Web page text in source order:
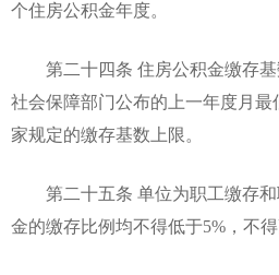
个住房公积金年度。
第二十四条 住房公积金缴存基
社会保障部门公布的上一年度月最
家规定的缴存基数上限。
第二十五条 单位为职工缴存和
金的缴存比例均不得低于5%，不得